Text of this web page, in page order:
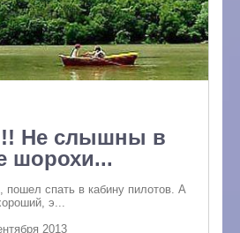
Не слышны в
шорохи...
пошел спать в кабину пилотов. А
э...
2013